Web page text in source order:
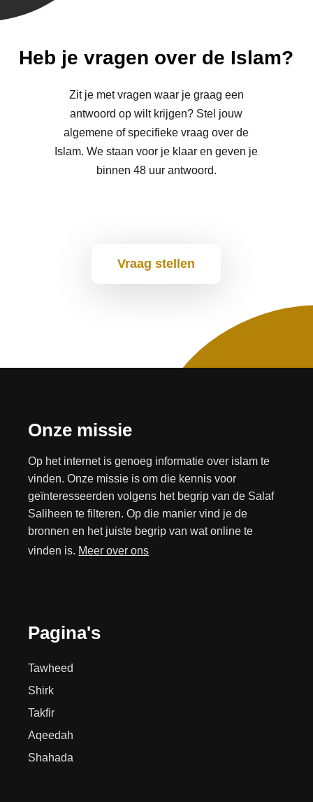
Heb je vragen over de Islam?
Zit je met vragen waar je graag een
antwoord op wilt krijgen? Stel jouw
algemene of specifieke vraag over de
Islam. We staan voor je klaar en geven je
binnen 48 uur antwoord.
Vraag stellen
Onze missie
Op het internet is genoeg informatie over islam te
vinden. Onze missie is om die kennis voor
geïnteresseerden volgens het begrip van de Salaf
Saliheen te filteren. Op die manier vind je de
bronnen en het juiste begrip van wat online te
vinden is. Meer over ons
Pagina's
Tawheed
Shirk
Takfir
Aqeedah
Shahada